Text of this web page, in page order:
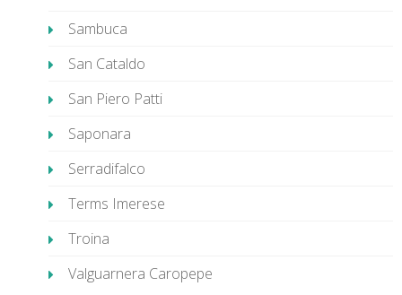
Sambuca
San Cataldo
San Piero Patti
Saponara
Serradifalco
Terms Imerese
Troina
Valguarnera Caropepe